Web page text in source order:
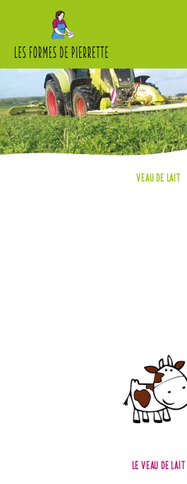
VEAU DE LAIT
LE VEAU DE LAIT